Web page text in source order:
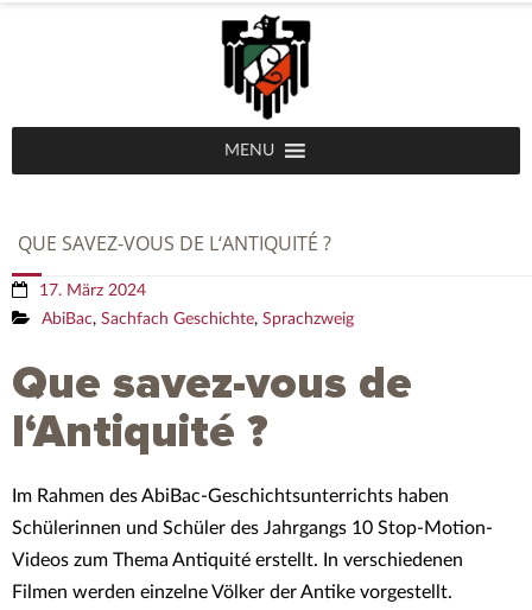
MENU
QUE SAVEZ-VOUS DE L‘ANTIQUITÉ ?
17. März 2024
AbiBac, Sachfach Geschichte, Sprachzweig
Que savez-vous de
l‘Antiquité ?
Im Rahmen des AbiBac-Geschichtsunterrichts haben
Schülerinnen und Schüler des Jahrgangs 10 Stop-Motion-
Videos zum Thema Antiquité erstellt. In verschiedenen
Filmen werden einzelne Völker der Antike vorgestellt.